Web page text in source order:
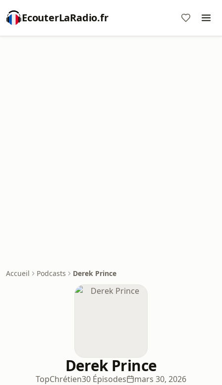
EcouterLaRadio.fr
Accueil Podcasts Derek Prince
Derek Prince
TopChrétien30 Épisodes mars 30, 2026